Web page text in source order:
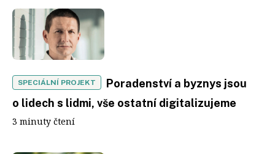
SPECIÁLNÍ PROJEKT
Poradenství a byznys jsou
o lidech s lidmi, vše ostatní digitalizujeme
3 minuty čtení